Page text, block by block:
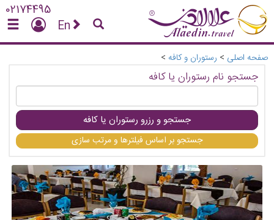
02174495
En
صفحه اصلی > رستوران و کافه >
جستجو نام رستوران یا کافه
جستجو و رزرو رستوران یا کافه
جستجو بر اساس فیلترها و مرتب سازی